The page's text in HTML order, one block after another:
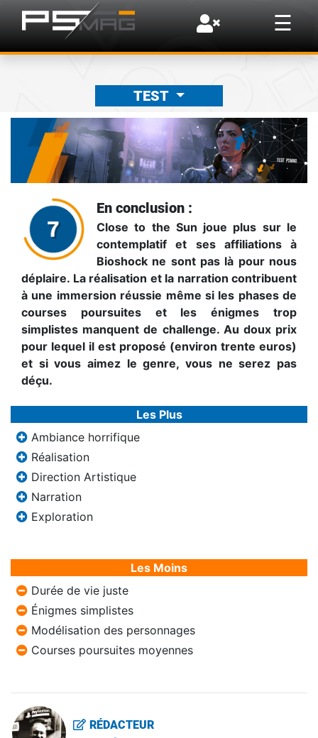
☰
×
TEST
En conclusion :
Close to the Sun joue plus sur le
contemplatif et ses affiliations à
Bioshock ne sont pas là pour nous
déplaire. La réalisation et la narration contribuent
à une immersion réussie même si les phases de
courses poursuites et les énigmes trop
simplistes manquent de challenge. Au doux prix
pour lequel il est proposé (environ trente euros)
et si vous aimez le genre, vous ne serez pas
déçu.
Les Plus
Ambiance horrifique
Réalisation
Direction Artistique
Narration
Exploration
Les Moins
Durée de vie juste
Énigmes simplistes
Modélisation des personnages
Courses poursuites moyennes
RÉDACTEUR